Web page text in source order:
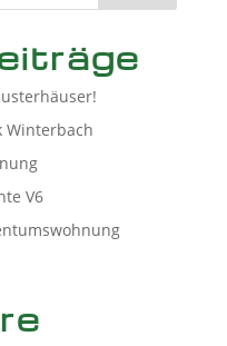
Winterbach
V6